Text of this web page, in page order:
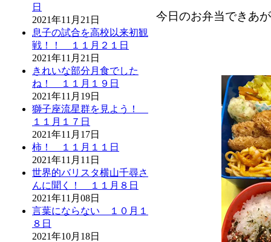
日
2021年11月21日
息子の試合を高校以来初観
戦！！ １１月２１日
2021年11月21日
きれいな部分月食でした
ね！ １１月１９日
2021年11月19日
獅子座流星群を見よう！
１１月１７日
2021年11月17日
柿！ １１月１１日
2021年11月11日
世界的バリスタ横山千尋さ
んに聞く！ １１月８日
2021年11月08日
言葉にならない １０月１
８日
2021年10月18日
今日のお弁当できあ